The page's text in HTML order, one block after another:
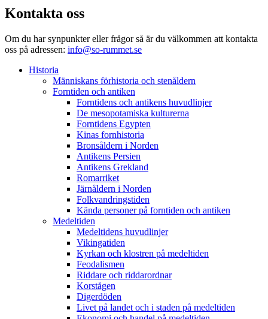
Kontakta oss
Om du har synpunkter eller frågor så är du välkommen att kontakta
oss på adressen: info@so-rummet.se
Historia
Människans förhistoria och stenåldern
Forntiden och antiken
Forntidens och antikens huvudlinjer
De mesopotamiska kulturerna
Forntidens Egypten
Kinas fornhistoria
Bronsåldern i Norden
Antikens Persien
Antikens Grekland
Romarriket
Järnåldern i Norden
Folkvandringstiden
Kända personer på forntiden och antiken
Medeltiden
Medeltidens huvudlinjer
Vikingatiden
Kyrkan och klostren på medeltiden
Feodalismen
Riddare och riddarordnar
Korstågen
Digerdöden
Livet på landet och i staden på medeltiden